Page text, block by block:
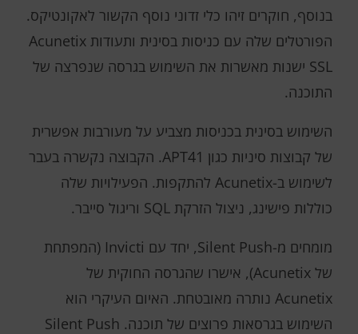
בנוסף, חוקרים זיהו כלי זדוני נוסף הקשור לאקונטיקס.
הפורטלים שלה עם כניסות בסינית ותעודות Acunetix
SSL ישנות מאשרות את השימוש בגרסה שנפרצה של
התוכנה.
השימוש בסינית בכניסות מצביע על מעורבות אפשרית
של קבוצות סיניות כגון APT41. הקבוצה נקשרה בעבר
לשימוש ב-Acunetix להתקפות. הפעילויות שלה
כוללות פישינג, ניצול הזרקת SQL וריגול סייבר.
מומחים מ-Silent Push, יחד עם Invicti (המפתחת
של Acunetix), אישרו שהגרסה החוקית של
Acunetix נותרה מאובטחת. האיום העיקרי הוא
השימוש בגרסאות פרוצים של תוכנה. Silent Push